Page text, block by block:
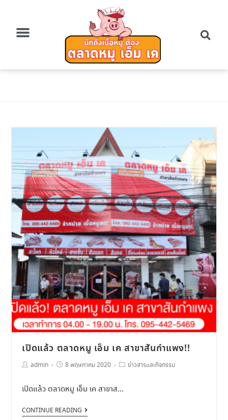
เปิดแล้ว ตลาดหมู เอ็ม เค สาขาสันกำแพง!!
admin 8 พฤษภาคม 2020 ข่าวสารและกิจกรรม
เปิดแล้ว ตลาดหมู เอ็ม เค สาขาส…
CONTINUE READING